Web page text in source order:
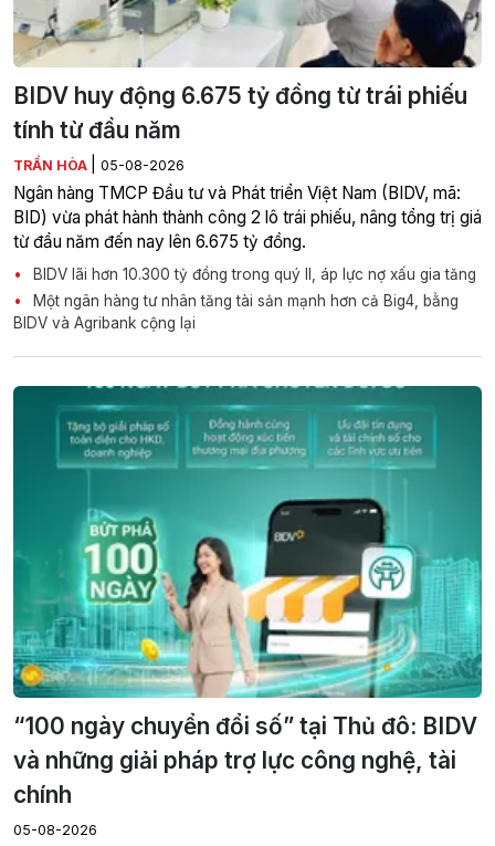
BIDV huy động 6.675 tỷ đồng từ trái phiếu
tính từ đầu năm
TRẦN HÒA 05-08-2026
Ngân hàng TMCP Đầu tư và Phát triển Việt Nam (BIDV, mã:
BID) vừa phát hành thành công 2 lô trái phiếu, nâng tổng trị giá
từ đầu năm đến nay lên 6.675 tỷ đồng.
BIDV lãi hơn 10.300 tỷ đồng trong quý II, áp lực nợ xấu gia tăng
Một ngân hàng tư nhân tăng tài sản mạnh hơn cả Big4, bằng
BIDV và Agribank cộng lại
“100 ngày chuyển đổi số” tại Thủ đô: BIDV
và những giải pháp trợ lực công nghệ, tài
chính
05-08-2026